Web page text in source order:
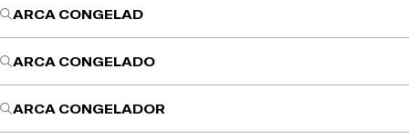
ARCA CONGELAD
ARCA CONGELADO
ARCA CONGELADOR